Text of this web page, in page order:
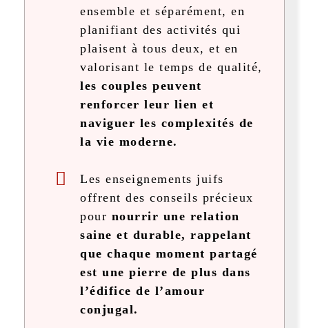
ensemble et séparément, en
planifiant des activités qui
plaisent à tous deux, et en
valorisant le temps de qualité,
les couples peuvent
renforcer leur lien et
naviguer les complexités de
la vie moderne.
Les enseignements juifs
offrent des conseils précieux
pour nourrir une relation
saine et durable, rappelant
que chaque moment partagé
est une pierre de plus dans
l’édifice de l’amour
conjugal.